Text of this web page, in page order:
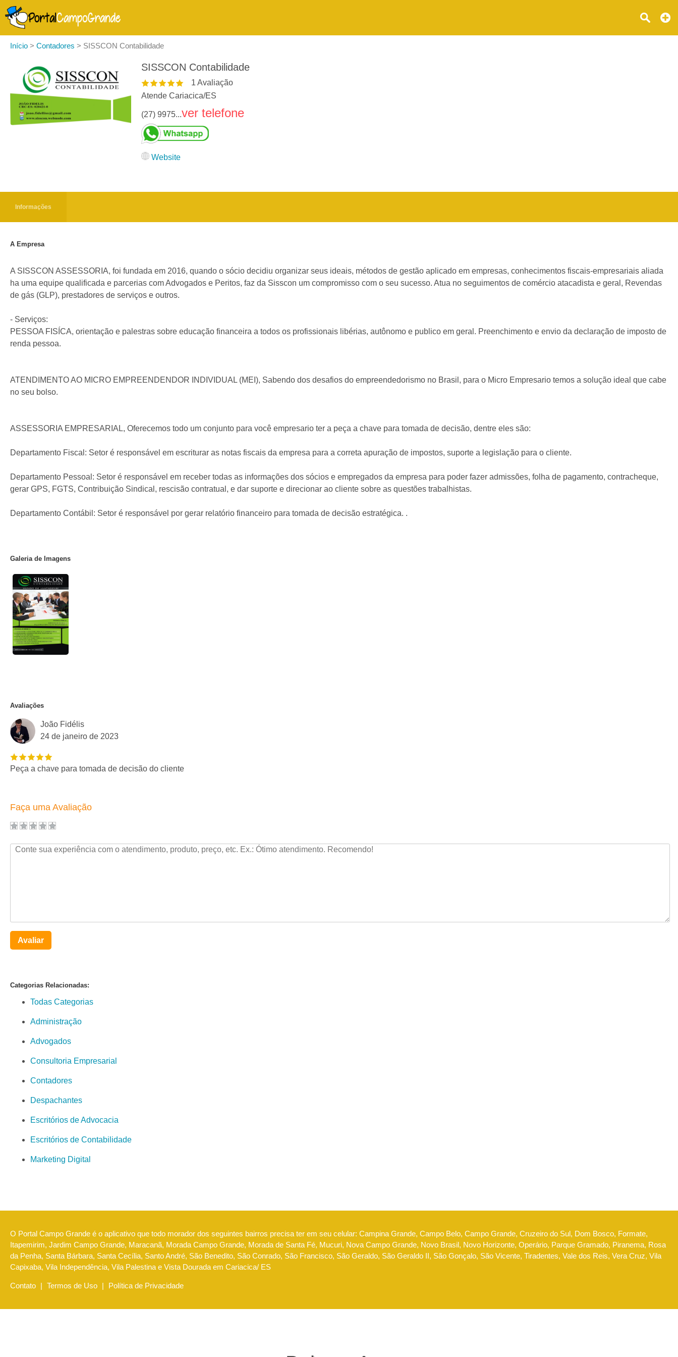
Início > Contadores > SISSCON Contabilidade
SISSCON Contabilidade
1 Avaliação
Atende Cariacica/ES
(27) 9975...ver telefone
Website
Informações
A Empresa
A SISSCON ASSESSORIA, foi fundada em 2016, quando o sócio decidiu organizar seus ideais, métodos de gestão aplicado em empresas, conhecimentos fiscais-empresariais aliada
ha uma equipe qualificada e parcerias com Advogados e Peritos, faz da Sisscon um compromisso com o seu sucesso. Atua no seguimentos de comércio atacadista e geral, Revendas
de gás (GLP), prestadores de serviços e outros.
- Serviços:
PESSOA FISÍCA, orientação e palestras sobre educação financeira a todos os profissionais libérias, autônomo e publico em geral. Preenchimento e envio da declaração de imposto de
renda pessoa.
ATENDIMENTO AO MICRO EMPREENDENDOR INDIVIDUAL (MEI), Sabendo dos desafios do empreendedorismo no Brasil, para o Micro Empresario temos a solução ideal que cabe
no seu bolso.
ASSESSORIA EMPRESARIAL, Oferecemos todo um conjunto para você empresario ter a peça a chave para tomada de decisão, dentre eles são:
Departamento Fiscal: Setor é responsável em escriturar as notas fiscais da empresa para a correta apuração de impostos, suporte a legislação para o cliente.
Departamento Pessoal: Setor é responsável em receber todas as informações dos sócios e empregados da empresa para poder fazer admissões, folha de pagamento, contracheque,
gerar GPS, FGTS, Contribuição Sindical, rescisão contratual, e dar suporte e direcionar ao cliente sobre as questões trabalhistas.
Departamento Contábil: Setor é responsável por gerar relatório financeiro para tomada de decisão estratégica. .
Galeria de Imagens
Avaliações
João Fidélis
24 de janeiro de 2023
Peça a chave para tomada de decisão do cliente
Faça uma Avaliação
Avaliar
Categorias Relacionadas:
Todas Categorias
Administração
Advogados
Consultoria Empresarial
Contadores
Despachantes
Escritórios de Advocacia
Escritórios de Contabilidade
Marketing Digital
O Portal Campo Grande é o aplicativo que todo morador dos seguintes bairros precisa ter em seu celular: Campina Grande, Campo Belo, Campo Grande, Cruzeiro do Sul, Dom Bosco, Formate,
Itapemirim, Jardim Campo Grande, Maracanã, Morada Campo Grande, Morada de Santa Fé, Mucuri, Nova Campo Grande, Novo Brasil, Novo Horizonte, Operário, Parque Gramado, Piranema, Rosa
da Penha, Santa Bárbara, Santa Cecília, Santo André, São Benedito, São Conrado, São Francisco, São Geraldo, São Geraldo II, São Gonçalo, São Vicente, Tiradentes, Vale dos Reis, Vera Cruz, Vila
Capixaba, Vila Independência, Vila Palestina e Vista Dourada em Cariacica/ ES
Contato | Termos de Uso | Política de Privacidade